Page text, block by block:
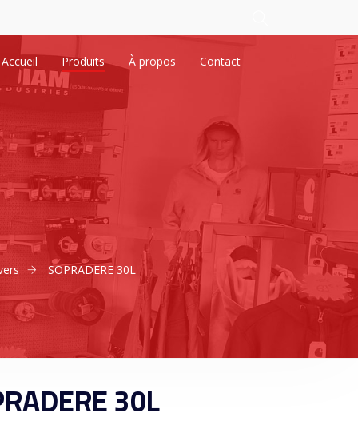
Accueil Produits À propos Contact
SOPRADERE 30L
30L